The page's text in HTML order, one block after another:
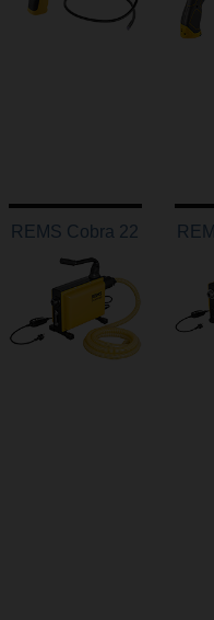
REMS Cobra 22